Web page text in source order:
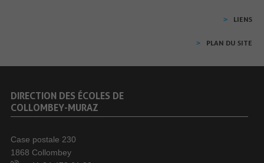
LIENS
PLAN DU SITE
DIRECTION DES ÉCOLES DE
COLLOMBEY-MURAZ
Case postale 230
1868 Collombey